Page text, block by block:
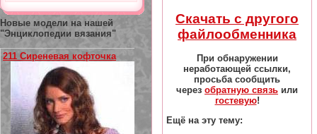
Новые модели на нашей
"Энциклопедии вязания"
211 Сиреневая кофточка
Скачать с другого
файлообменника
При обнаружении
неработающей ссылки,
просьба сообщить
через обратную связь или
гостевую!
Ещё на эту тему: